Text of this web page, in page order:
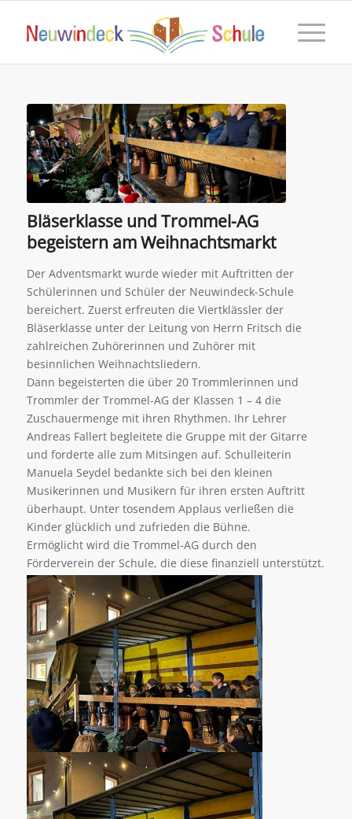
Bläserklasse und Trommel-AG
begeistern am Weihnachtsmarkt
Der Adventsmarkt wurde wieder mit Auftritten der
Schülerinnen und Schüler der Neuwindeck-Schule
bereichert. Zuerst erfreuten die Viertklässler der
Bläserklasse unter der Leitung von Herrn Fritsch die
zahlreichen Zuhörerinnen und Zuhörer mit
besinnlichen Weihnachtsliedern.
Dann begeisterten die über 20 Trommlerinnen und
Trommler der Trommel-AG der Klassen 1 – 4 die
Zuschauermenge mit ihren Rhythmen. Ihr Lehrer
Andreas Fallertbegleitete die Gruppe mit der Gitarre
und forderte alle zum Mitsingen auf. Schulleiterin
Manuela Seydel bedankte sich bei den kleinen
Musikerinnen und Musikern für ihren ersten Auftritt
überhaupt. Unter tosendem Applaus verließen die
Kinder glücklich und zufrieden die Bühne.
Ermöglicht wird die Trommel-AG durch den
Förderverein der Schule, die diese finanziell unterstützt.